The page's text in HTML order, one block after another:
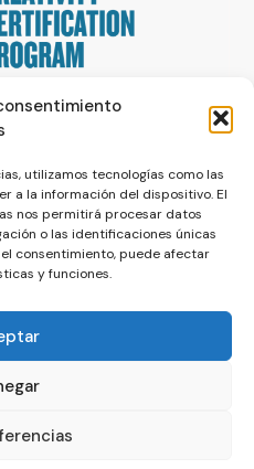
utilizamos tecnologías como las
a la información del dispositivo. El
nos permitirá procesar datos
o las identificaciones únicas
consentimiento, puede afectar
y funciones.
Prieto